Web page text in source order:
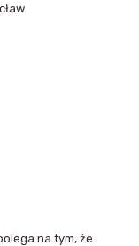
na tym, że